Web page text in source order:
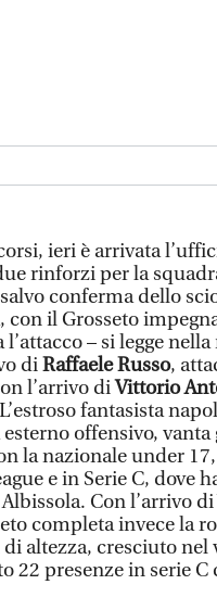
ieri è arrivata
rinforzi per la
conferma dello
con il Grosseto
– si legge
diRaffaele Russo,
l’arrivo diVittorio
fantasista
offensivo,
la nazionale under
e in Serie C, dove
Con l’arrivo
completa invece la
altezza, cresciuto nel
22 presenze in serie C